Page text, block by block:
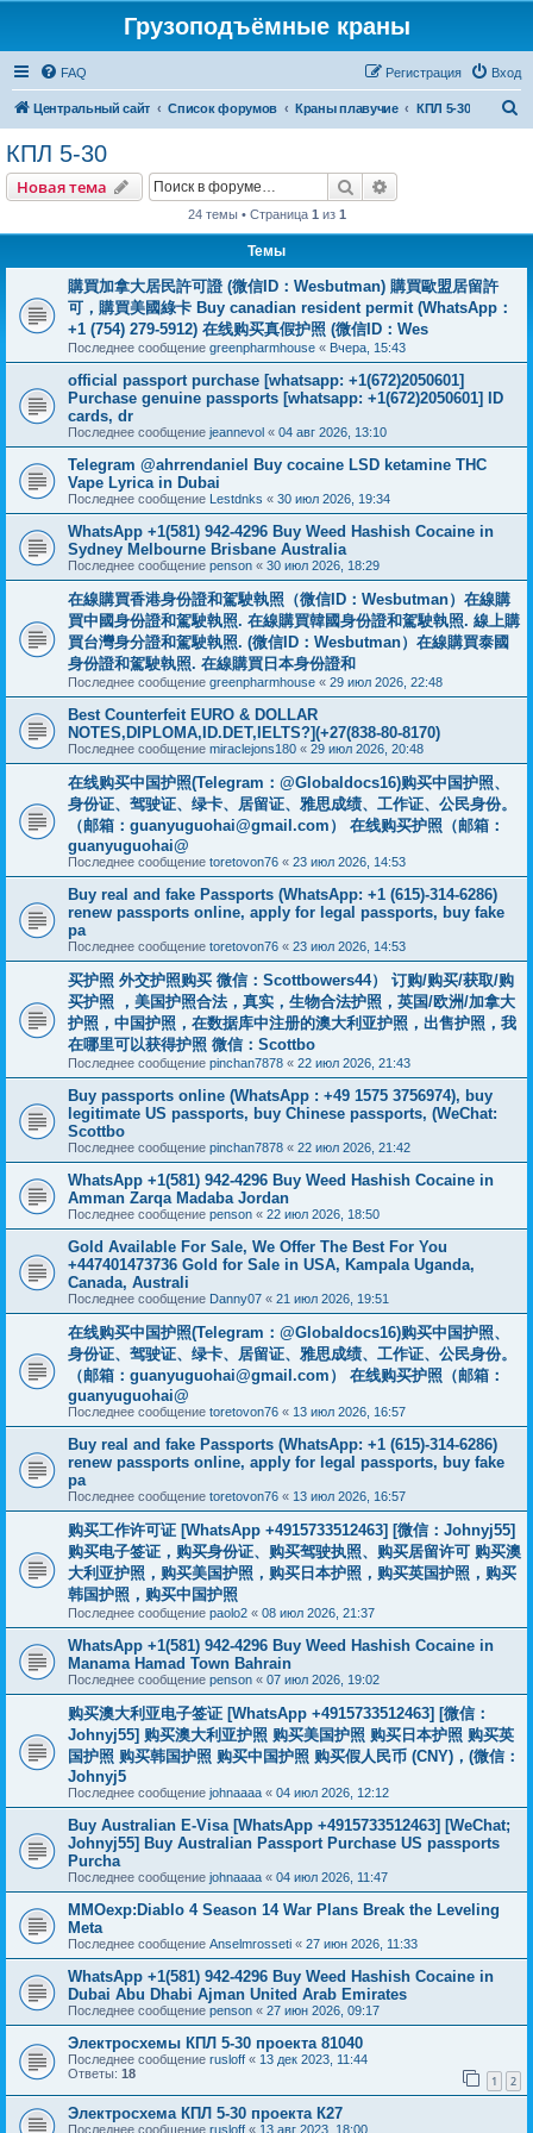
Грузоподъёмные краны
FAQ Вход
Регистрация
Центральный сайт Список форумов Краны плавучие КПЛ 5-30
КПЛ 5-30
Новая тема Поиск
24 темы • Страница 1 из 1
Темы
購買加拿大居民許可證 (微信ID：Wesbutman) 購買歐盟居留許
可，購買美國綠卡 Buy canadian resident permit (WhatsApp：
+1 (754) 279-5912) 在线购买真假护照 (微信ID：Wes
Последнее сообщение greenpharmhouse « Вчера, 15:43
official passport purchase [whatsapp: +1(672)2050601]
Purchase genuine passports [whatsapp: +1(672)2050601] ID
cards, dr
Последнее сообщение jeannevol « 04 авг 2026, 13:10
Telegram @ahrrendaniel Buy cocaine LSD ketamine THC
Vape Lyrica in Dubai
Последнее сообщение Lestdnks « 30 июл 2026, 19:34
WhatsApp +1(581) 942-4296 Buy Weed Hashish Cocaine in
Sydney Melbourne Brisbane Australia
Последнее сообщение penson « 30 июл 2026, 18:29
在線購買香港身份證和駕駛執照（微信ID：Wesbutman）在線購
買中國身份證和駕駛執照. 在線購買韓國身份證和駕駛執照. 線上購
買台灣身分證和駕駛執照. (微信ID：Wesbutman）在線購買泰國
身份證和駕駛執照. 在線購買日本身份證和
Последнее сообщение greenpharmhouse « 29 июл 2026, 22:48
Best Counterfeit EURO & DOLLAR
NOTES,DIPLOMA,ID.DET,IELTS?](+27(838-80-8170)
Последнее сообщение miraclejons180 « 29 июл 2026, 20:48
在线购买中国护照(Telegram：@Globaldocs16)购买中国护照、
身份证、驾驶证、绿卡、居留证、雅思成绩、工作证、公民身份。
（邮箱： guanyuguohai@gmail.com ） 在线购买护照（邮箱：
guanyuguohai@
Последнее сообщение toretovon76 « 23 июл 2026, 14:53
Buy real and fake Passports (WhatsApp: +1 (615)-314-6286)
renew passports online, apply for legal passports, buy fake
pa
Последнее сообщение toretovon76 « 23 июл 2026, 14:53
买护照 外交护照购买 微信：Scottbowers44） 订购/购买/获取/购
买护照 ，美国护照合法，真实，生物合法护照，英国/欧洲/加拿大
护照，中国护照，在数据库中注册的澳大利亚护照，出售护照，我
在哪里可以获得护照 微信：Scottbo
Последнее сообщение pinchan7878 « 22 июл 2026, 21:43
Buy passports online (WhatsApp : +49 1575 3756974), buy
legitimate US passports, buy Chinese passports, (WeChat:
Scottbo
Последнее сообщение pinchan7878 « 22 июл 2026, 21:42
WhatsApp +1(581) 942-4296 Buy Weed Hashish Cocaine in
Amman Zarqa Madaba Jordan
Последнее сообщение penson « 22 июл 2026, 18:50
Gold Available For Sale, We Offer The Best For You
+447401473736 Gold for Sale in USA, Kampala Uganda,
Canada, Australi
Последнее сообщение Danny07 « 21 июл 2026, 19:51
在线购买中国护照(Telegram：@Globaldocs16)购买中国护照、
身份证、驾驶证、绿卡、居留证、雅思成绩、工作证、公民身份。
（邮箱： guanyuguohai@gmail.com ） 在线购买护照（邮箱：
guanyuguohai@
Последнее сообщение toretovon76 « 13 июл 2026, 16:57
Buy real and fake Passports (WhatsApp: +1 (615)-314-6286)
renew passports online, apply for legal passports, buy fake
pa
Последнее сообщение toretovon76 « 13 июл 2026, 16:57
购买工作许可证 [WhatsApp +4915733512463] [微信：Johnyj55]
购买电子签证，购买身份证、购买驾驶执照、购买居留许可 购买澳
大利亚护照，购买美国护照，购买日本护照，购买英国护照，购买
韩国护照，购买中国护照
Последнее сообщение paolo2 « 08 июл 2026, 21:37
WhatsApp +1(581) 942-4296 Buy Weed Hashish Cocaine in
Manama Hamad Town Bahrain
Последнее сообщение penson « 07 июл 2026, 19:02
购买澳大利亚电子签证 [WhatsApp +4915733512463] [微信：
Johnyj55] 购买澳大利亚护照 购买美国护照 购买日本护照 购买英
国护照 购买韩国护照 购买中国护照 购买假人民币 (CNY)，(微信：
Johnyj5
Последнее сообщение johnaaaa « 04 июл 2026, 12:12
Buy Australian E-Visa [WhatsApp +4915733512463] [WeChat;
Johnyj55] Buy Australian Passport Purchase US passports
Purcha
Последнее сообщение johnaaaa « 04 июл 2026, 11:47
MMOexp:Diablo 4 Season 14 War Plans Break the Leveling
Meta
Последнее сообщение Anselmrosseti « 27 июн 2026, 11:33
WhatsApp +1(581) 942-4296 Buy Weed Hashish Cocaine in
Dubai Abu Dhabi Ajman United Arab Emirates
Последнее сообщение penson « 27 июн 2026, 09:17
Электросхемы КПЛ 5-30 проекта 81040
Последнее сообщение rusloff « 13 дек 2023, 11:44
Ответы: 18 1 2
Электросхема КПЛ 5-30 проекта К27
Последнее сообщение rusloff « 13 авг 2023, 18:00